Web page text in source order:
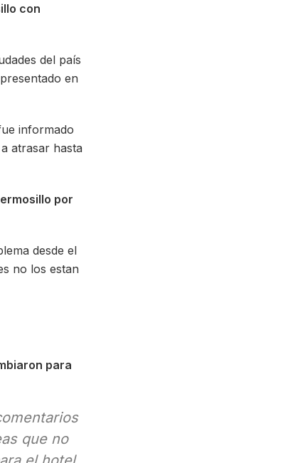
con
del país
en
informado
atrasar hasta
por
desde el
no los estan
para
que no